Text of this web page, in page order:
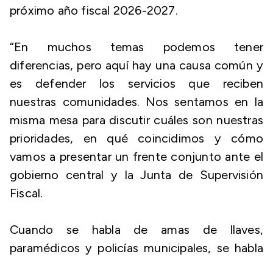
próximo año fiscal 2026-2027.
“En muchos temas podemos tener
diferencias, pero aquí hay una causa común y
es defender los servicios que reciben
nuestras comunidades. Nos sentamos en la
misma mesa para discutir cuáles son nuestras
prioridades, en qué coincidimos y cómo
vamos a presentar un frente conjunto ante el
gobierno central y la Junta de Supervisión
Fiscal.
Cuando se habla de amas de llaves,
paramédicos y policías municipales, se habla